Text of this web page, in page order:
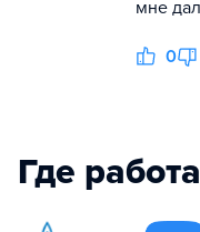
мне дал
0
Где